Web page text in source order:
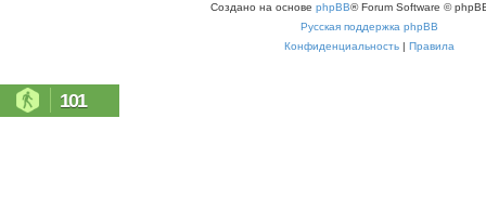
Создано на основе phpBB® Forum Software ©
Русская поддержка phpBB
Конфиденциальность | Правила
101